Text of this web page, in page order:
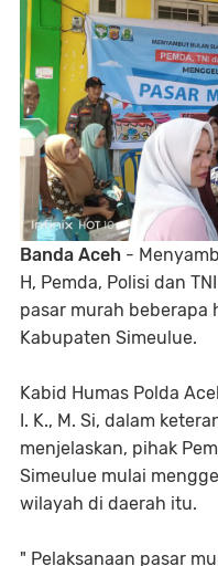
Banda Aceh -
H, Pemda, Polisi dan
pasar murah beberapa
Kabupaten Simeulue.
Kabid Humas Polda
I. K., M. Si, dalam
menjelaskan, pihak
Simeulue mulai
wilayah di daerah itu.
" Pelaksanaan pasar